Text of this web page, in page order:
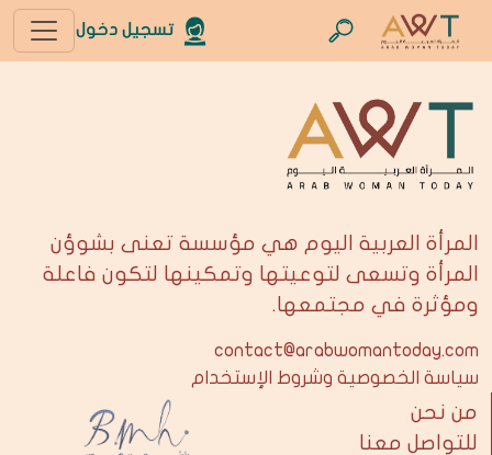
تسجيل دخول
المرأة العربية اليوم هي مؤسسة تعنى بشوؤن
المرأة وتسعى لتوعيتها وتمكينها لتكون فاعلة
ومؤثرة في مجتمعها.
contact@arabwomantoday.com
سياسة الخصوصية وشروط الإستخدام
من نحن
للتواصل معنا